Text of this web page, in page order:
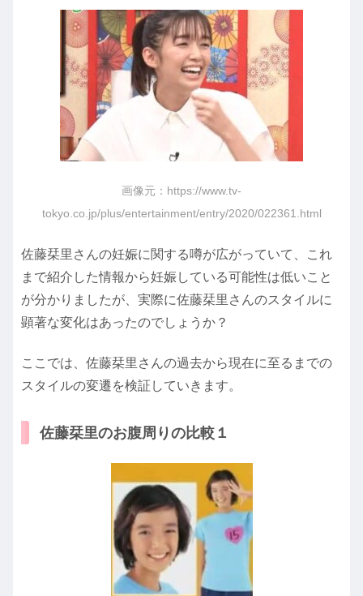
画像元：https://www.tv-
tokyo.co.jp/plus/entertainment/entry/2020/022361.html
佐藤栞里さんの妊娠に関する噂が広がっていて、これ
まで紹介した情報から妊娠している可能性は低いこと
が分かりましたが、実際に佐藤栞里さんのスタイルに
顕著な変化はあったのでしょうか？
ここでは、佐藤栞里さんの過去から現在に至るまでの
スタイルの変遷を検証していきます。
佐藤栞里のお腹周りの比較１